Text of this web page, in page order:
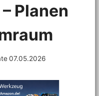
Planen
07.05.2026